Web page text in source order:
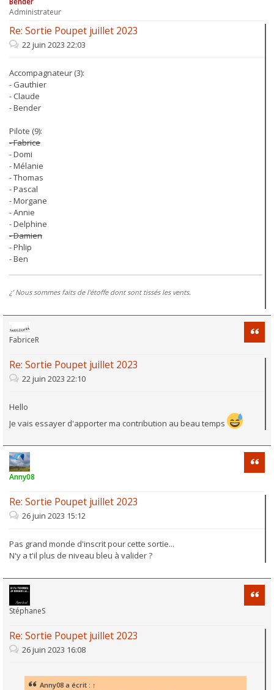
Administrateur
Re: Sortie Poupet juillet 2023
22 juin 2023 22:03
Accompagnateur (3):
- Gauthier
- Claude
- Bender
Pilote (9):
- Fabrice
- Domi
- Mélanie
- Thomas
- Pascal
- Morgane
- Annie
- Delphine
- Damien
- Phlip
- Ben
¿’ Nous sommes faits de l'étoffe dont sont tissés les vents.
FabriceR
Re: Sortie Poupet juillet 2023
22 juin 2023 22:10
Hello
Je vais essayer d'apporter ma contribution au beau temps
Anny08
Re: Sortie Poupet juillet 2023
26 juin 2023 15:12
Pas grand monde d'inscrit pour cette sortie...
N'y a t'il plus de niveau bleu à valider ?
StéphaneS
Re: Sortie Poupet juillet 2023
26 juin 2023 16:08
Anny08 a écrit : ↑